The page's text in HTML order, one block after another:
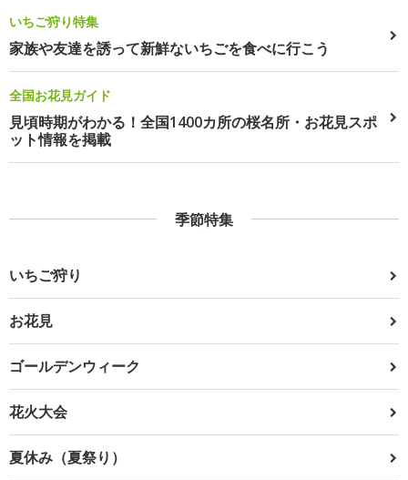
いちご狩り特集
家族や友達を誘って新鮮ないちごを食べに行こう
全国お花見ガイド
見頃時期がわかる！全国1400カ所の桜名所・お花見スポ
ット情報を掲載
季節特集
いちご狩り
お花見
ゴールデンウィーク
花火大会
夏休み（夏祭り）